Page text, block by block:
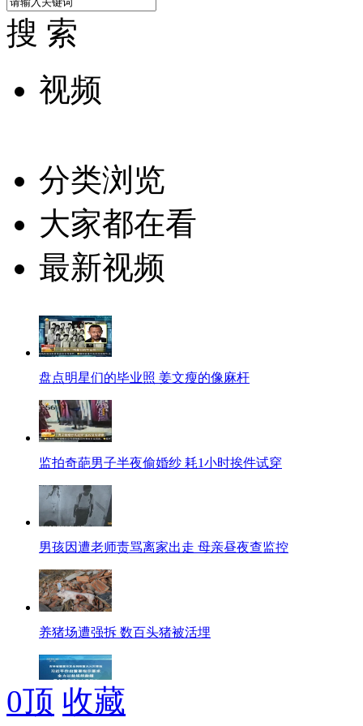
搜 索
视频
分类浏览
大家都在看
最新视频
盘点明星们的毕业照 姜文瘦的像麻杆
监拍奇葩男子半夜偷婚纱 耗1小时挨件试穿
男孩因遭老师责骂离家出走 母亲昼夜查监控
养猪场遭强拆 数百头猪被活埋
习近平对吉林特别重大火灾事故作出重要指示
0顶 收藏